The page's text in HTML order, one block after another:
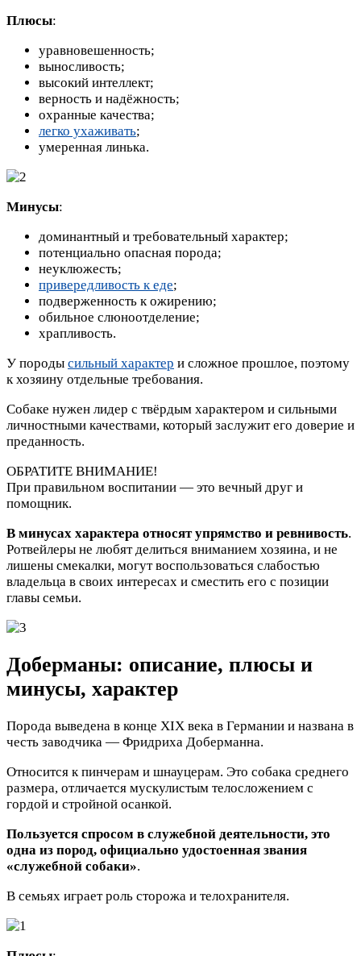
Плюсы:
уравновешенность;
выносливость;
высокий интеллект;
верность и надёжность;
охранные качества;
легко ухаживать;
умеренная линька.
Минусы:
доминантный и требовательный характер;
потенциально опасная порода;
неуклюжесть;
привередливость к еде;
подверженность к ожирению;
обильное слюноотделение;
храпливость.
У породы сильный характер и сложное прошлое, поэтому
к хозяину отдельные требования.
Собаке нужен лидер с твёрдым характером и сильными
личностными качествами, который заслужит его доверие и
преданность.
ОБРАТИТЕ ВНИМАНИЕ!
При правильном воспитании — это вечный друг и
помощник.
В минусах характера относят упрямство и ревнивость.
Ротвейлеры не любят делиться вниманием хозяина, и не
лишены смекалки, могут воспользоваться слабостью
владельца в своих интересах и сместить его с позиции
главы семьи.
Доберманы: описание, плюсы и
минусы, характер
Порода выведена в конце XIX века в Германии и названа в
честь заводчика — Фридриха Доберманна.
Относится к пинчерам и шнауцерам. Это собака среднего
размера, отличается мускулистым телосложением с
гордой и стройной осанкой.
Пользуется спросом в служебной деятельности, это
одна из пород, официально удостоенная звания
«служебной собаки».
В семьях играет роль сторожа и телохранителя.